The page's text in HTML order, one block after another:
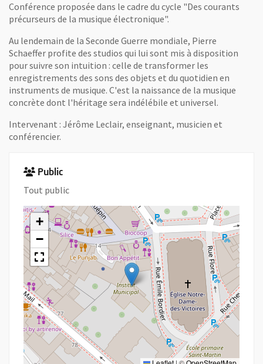
Conférence proposée dans le cadre du cycle "Des courants
précurseurs de la musique électronique".
Au lendemain de la Seconde Guerre mondiale, Pierre
Schaeffer profite des studios qui lui sont mis à disposition
pour suivre son intuition : celle de transformer les
enregistrements des sons des objets et du quotidien en
instruments de musique. C'est la naissance de la musique
concrète dont l'héritage sera indélébile et universel.
Intervenant : Jérôme Leclair, enseignant, musicien et
conférencier.
Public
Tout public
+
−